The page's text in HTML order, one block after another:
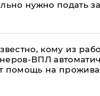
нужно подать
кому из
ВПЛ
помощь на